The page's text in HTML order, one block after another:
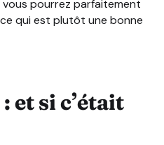
pourrez parfaitement
qui est plutôt une bonne
et si c’était